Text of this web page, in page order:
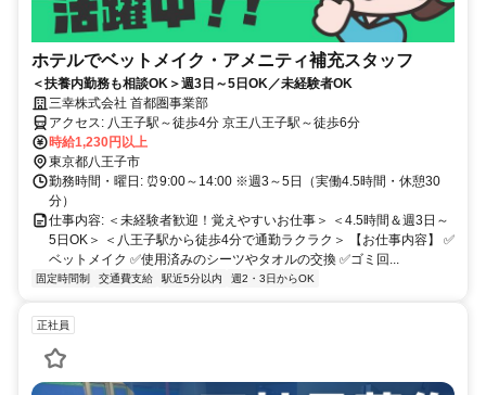
ホテルでベットメイク・アメニティ補充スタッフ
＜扶養内勤務も相談OK＞週3日～5日OK／未経験者OK
三幸株式会社 首都圏事業部
アクセス: 八王子駅～徒歩4分 京王八王子駅～徒歩6分
時給1,230円以上
東京都八王子市
勤務時間・曜日: ⏰9:00～14:00 ※週3～5日（実働4.5時間・休憩30
分）
仕事内容: ＜未経験者歓迎！覚えやすいお仕事＞ ＜4.5時間＆週3日～
5日OK＞ ＜八王子駅から徒歩4分で通勤ラクラク＞ 【お仕事内容】 ✅
ベットメイク ✅使用済みのシーツやタオルの交換 ✅ゴミ回...
固定時間制 交通費支給 駅近5分以内 週2・3日からOK
正社員